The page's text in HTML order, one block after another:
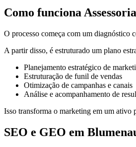
Como funciona
O processo começa com um diagnóstico
A partir disso, é estruturado um plano
Planejamento estratégico de
Estruturação de funil de vendas
Otimização de campanhas e canais
Análise e acompanhamento de
Isso transforma o marketing em um ativo
SEO e GEO em